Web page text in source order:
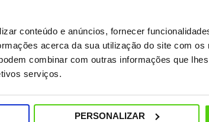
conteúdo e anúncios, fornecer
acerca da sua utilização do site com
combinar com outras informações que
serviços.
PERSONALIZAR
O seu design compacto e o seu peso de
kg, combinados com a sua excelente
manobrabilidade, facilitam o seu
transporte.